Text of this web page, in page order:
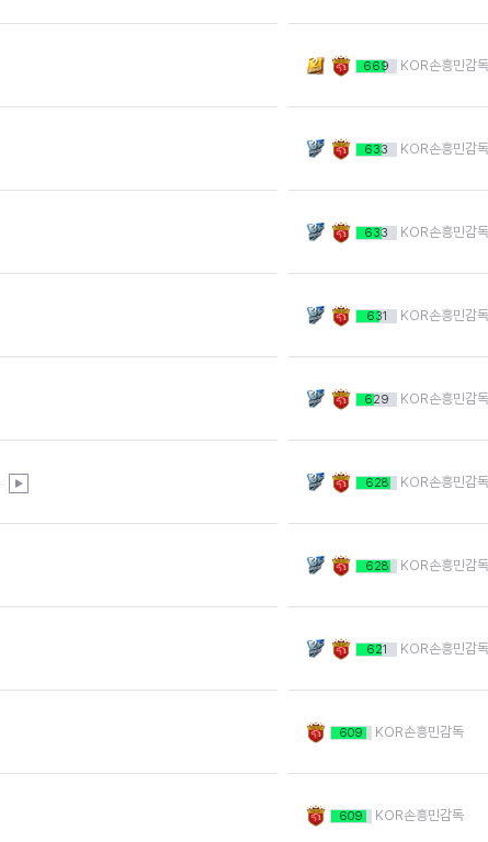
669 KOR손흥민감독
633 KOR손흥민감독
633 KOR손흥민감독
631 KOR손흥민감독
629 KOR손흥민감독
628 KOR손흥민감독
628 KOR손흥민감독
621 KOR손흥민감독
609 KOR손흥민감독
609 KOR손흥민감독